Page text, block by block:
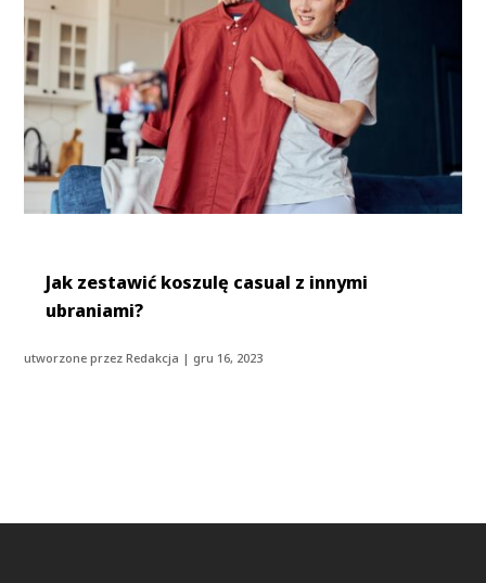
Jak zestawić koszulę casual z innymi
ubraniami?
utworzone przezRedakcja | gru 16, 2023